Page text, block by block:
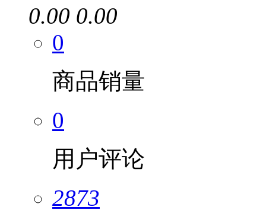
0.00 0.00
0
商品销量
0
用户评论
2873